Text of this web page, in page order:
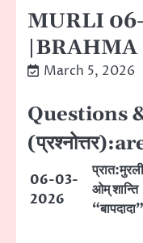
MURLI
March 5, 2026
Questions
06-03-
2026
प्रात:मुरली
ओम् शान्ति